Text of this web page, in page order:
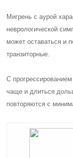
Мигрень с аурой
неврологической
может оставаться и
транзиторные.
С
чаще и длиться
повторяются с